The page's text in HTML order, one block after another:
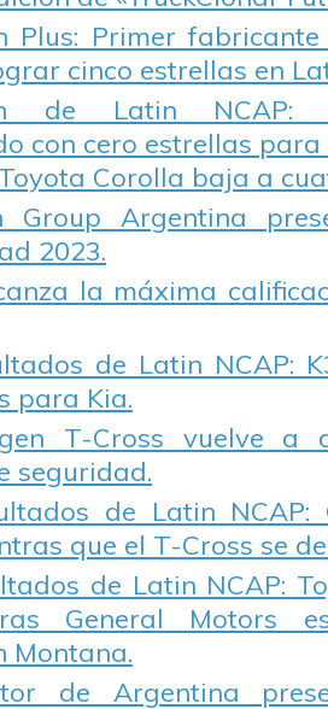
Plus: Primer
cinco estrellas en
de Latin NCAP:
con cero estrellas para
Corolla baja a
Group Argentina
2023.
la máxima
de Latin NCAP:
para Kia.
T-Cross vuelve a
seguridad.
de Latin NCAP:
que el T-Cross se
de Latin NCAP:
General Motors
Montana.
de Argentina